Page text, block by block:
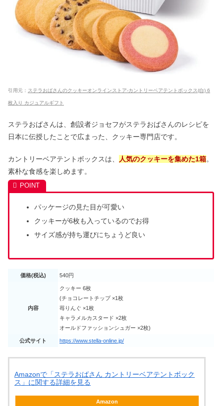
引用元： ステラおばさんのクッキーオンラインストア-カントリーベアテントボックス(白) 6
枚入り カジュアルギフト
ステラおばさんは、創設者ジョセフがステラおばさんのレシピを
日本に伝授したことで広まった、クッキー専門店です。
カントリーベアテントボックスは、 人気のクッキーを集めた1箱。
素朴な食感を楽しめます。
パッケージの見た目が可愛い
クッキーが6枚も入っているのでお得
サイズ感が持ち運びにちょうど良い
価格(税込) 540円
内容
クッキー 6枚
(チョコレートチップ ×1枚
苺りんぐ ×1枚
キャラメルカスタード ×2枚
オールドファッションシュガー ×2枚)
公式サイト https://www.stella-online.jp/
Amazonで「ステラおばさん カントリーベアテントボック
ス」に関する詳細を見る
Amazon